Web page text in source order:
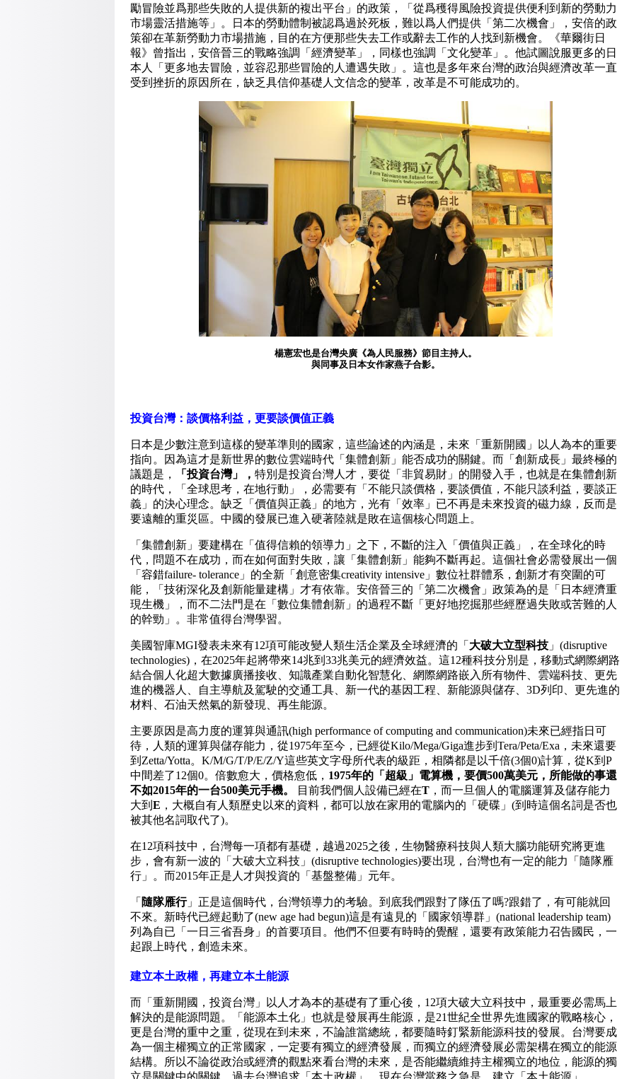
勵冒險並爲那些失敗的人提供新的複出平台」的政策，「從爲穫得風險投資提供便利到新的勞動力
市場靈活措施等」。日本的勞動體制被認爲過於死板，難以爲人們提供「第二次機會」，安倍的政
策卻在革新勞動力市場措施，目的在方便那些失去工作或辭去工作的人找到新機會。《華爾街日
報》曾指出，安倍晉三的戰略強調「經濟變革」，同樣也強調「文化變革」。他試圖說服更多的日
本人「更多地去冒險，並容忍那些冒險的人遭遇失敗」。這也是多年來台灣的政治與經濟改革一直
受到挫折的原因所在，缺乏具信仰基礎人文信念的變革，改革是不可能成功的。
楊憲宏也是台灣央廣《為人民服務》節目主持人。
與同事及日本女作家燕子合影。
投資台灣：談價格利益，更要談價值正義
日本是少數注意到這樣的變革準則的國家，這些論述的內涵是，未來「重新開國」以人為本的重要
指向。因為這才是新世界的數位雲端時代「集體創新」能否成功的關鍵。而「創新成長」最終極的
議題是，
「投資台灣」， 特別是投資台灣人才，要從「非貿易財」的開發入手，也就是在集體創新
的時代，「全球思考，在地行動」，必需要有「不能只談價格，要談價值，不能只談利益，要談正
義」的決心理念。缺乏「價值與正義」的地方，光有「效率」已不再是未來投資的磁力線，反而是
要遠離的重災區。中國的發展已進入硬著陸就是敗在這個核心問題上。
「集體創新」要建構在「值得信賴的領導力」之下，不斷的注入「價值與正義」，在全球化的時
代，問題不在成功，而在如何面對失敗，讓「集體創新」能夠不斷再起。這個社會必需發展出一個
「容錯failure- tolerance」的全新「創意密集creativity intensive」數位社群體系，創新才有突圍的可
能，「技術深化及創新能量建構」才有依靠。安倍晉三的「第二次機會」政策為的是「日本經濟重
現生機」，而不二法門是在「數位集體創新」的過程不斷「更好地挖掘那些經歷過失敗或苦難的人
的幹勁」。非常值得台灣學習。
美國智庫MGI發表未來有12項可能改變人類生活企業及全球經濟的「 大破大立型科技 」(disruptive
technologies)，在2025年起將帶來14兆到33兆美元的經濟效益。這12種科技分別是，移動式網際網路
結合個人化超大數據廣播接收、知識產業自動化智慧化、網際網路嵌入所有物件、雲端科技、更先
進的機器人、自主導航及駕駛的交通工具、新一代的基因工程、新能源與儲存、3D列印、更先進的
材料、石油天然氣的新發現、再生能源。
主要原因是高力度的運算與通訊(high performance of computing and communication)未來已經指日可
待，人類的運算與儲存能力，從1975年至今，已經從Kilo/Mega/Giga進步到Tera/Peta/Exa，未來還要
到Zetta/Yotta。K/M/G/T/P/E/Z/Y這些英文字母所代表的級距，相隣都是以千倍(3個0)計算，從K到P
中間差了12個0。倍數愈大，價格愈低， 1975年的「超級」電算機，要價500萬美元，所能做的事還
不如2015年的一台500美元手機。 目前我們個人設備已經在T ，而一旦個人的電腦運算及儲存能力
大到 E ，大概自有人類歷史以來的資料，都可以放在家用的電腦內的「硬碟」(到時這個名詞是否也
被其他名詞取代了)。
在12項科技中，台灣每一項都有基礎，越過2025之後，生物醫療科技與人類大腦功能研究將更進
步，會有新一波的「大破大立科技」(disruptive technologies)要出現，台灣也有一定的能力「隨隊雁
行」。而2015年正是人才與投資的「基盤整備」元年。
「 隨隊雁行」正是這個時代，台灣領導力的考驗。到底我們跟對了隊伍了嗎?跟錯了，有可能就回
不來。新時代已經起動了(new age had begun)這是有遠見的「國家領導群」(national leadership team)
列為自已「一日三省吾身」的首要項目。他們不但要有時時的覺醒，還要有政策能力召告國民，一
起跟上時代，創造未來。
建立本土政權 ，再建立本土能源
而「重新開國，投資台灣」以人才為本的基礎有了重心後，12項大破大立科技中，最重要必需馬上
解決的是能源問題。「能源本土化」也就是發展再生能源，是21世紀全世界先進國家的戰略核心，
更是台灣的重中之重，從現在到未來，不論誰當總統，都要隨時釘緊新能源科技的發展。台灣要成
為一個主權獨立的正常國家，一定要有獨立的經濟發展，而獨立的經濟發展必需架構在獨立的能源
結構。所以不論從政治或經濟的觀點來看台灣的未來，是否能繼續維持主權獨立的地位，能源的獨
立是關鍵中的關鍵。過去台灣追求「本土政權」，現在台灣當務之急是，建立「本土能源」。